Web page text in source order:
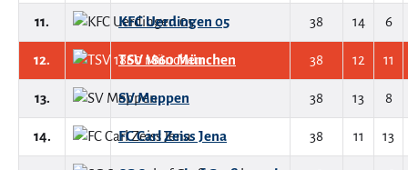
11. KFC Uerdingen 05 38 14 6
12. TSV 1860 München 38 12 11
13. SV Meppen 38 13 8
14. FC Carl Zeiss Jena 38 11 13